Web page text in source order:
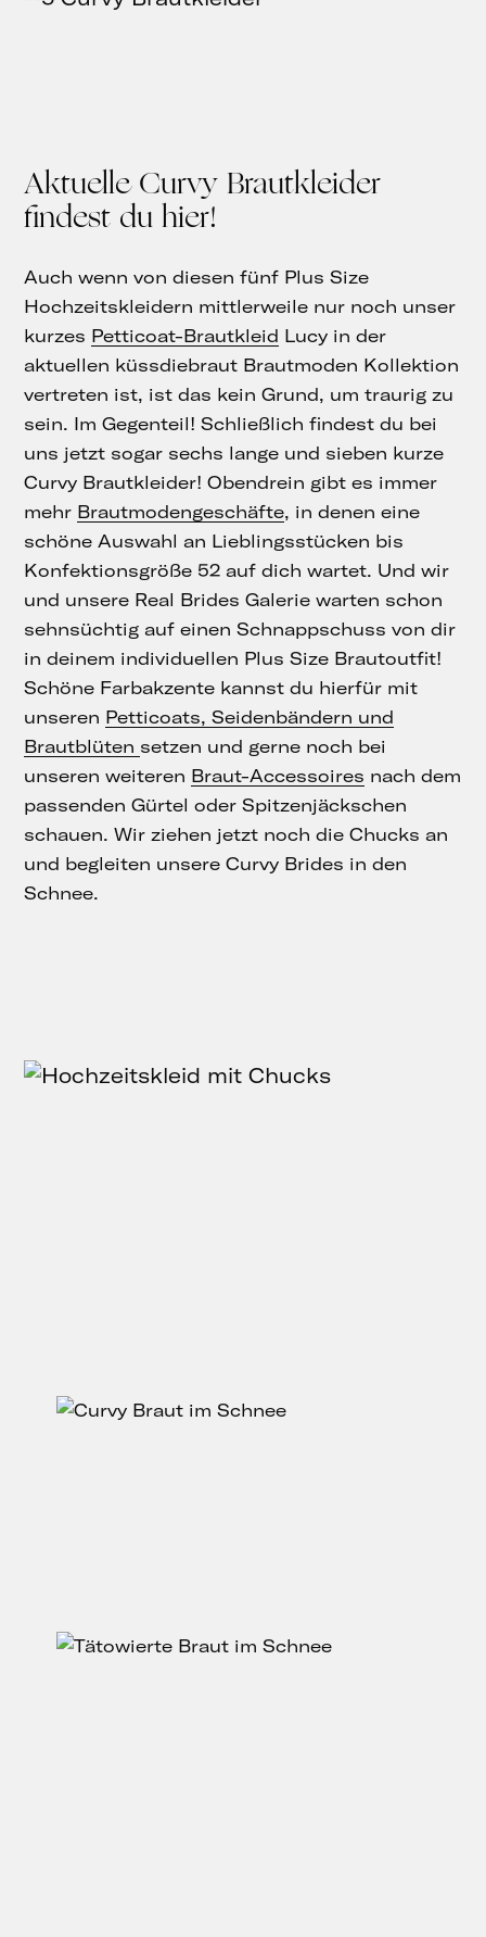
Aktuelle Curvy Brautkleider
findest du hier!
Auch wenn von diesen fünf Plus Size
Hochzeitskleidern mittlerweile nur noch unser
kurzes Petticoat-Brautkleid Lucy in der
aktuellen küssdiebraut Brautmoden Kollektion
vertreten ist, ist das kein Grund, um traurig zu
sein. Im Gegenteil! Schließlich findest du bei
uns jetzt sogar sechs lange und sieben kurze
Curvy Brautkleider! Obendrein gibt es immer
mehr Brautmodengeschäfte, in denen eine
schöne Auswahl an Lieblingsstücken bis
Konfektionsgröße 52 auf dich wartet. Und wir
und unsere Real Brides Galerie warten schon
sehnsüchtig auf einen Schnappschuss von dir
in deinem individuellen Plus Size Brautoutfit!
Schöne Farbakzente kannst du hierfür mit
unseren Petticoats, Seidenbändern und
Brautblüten setzen und gerne noch bei
unseren weiteren Braut-Accessoires nach dem
passenden Gürtel oder Spitzenjäckschen
schauen. Wir ziehen jetzt noch die Chucks an
und begleiten unsere Curvy Brides in den
Schnee.